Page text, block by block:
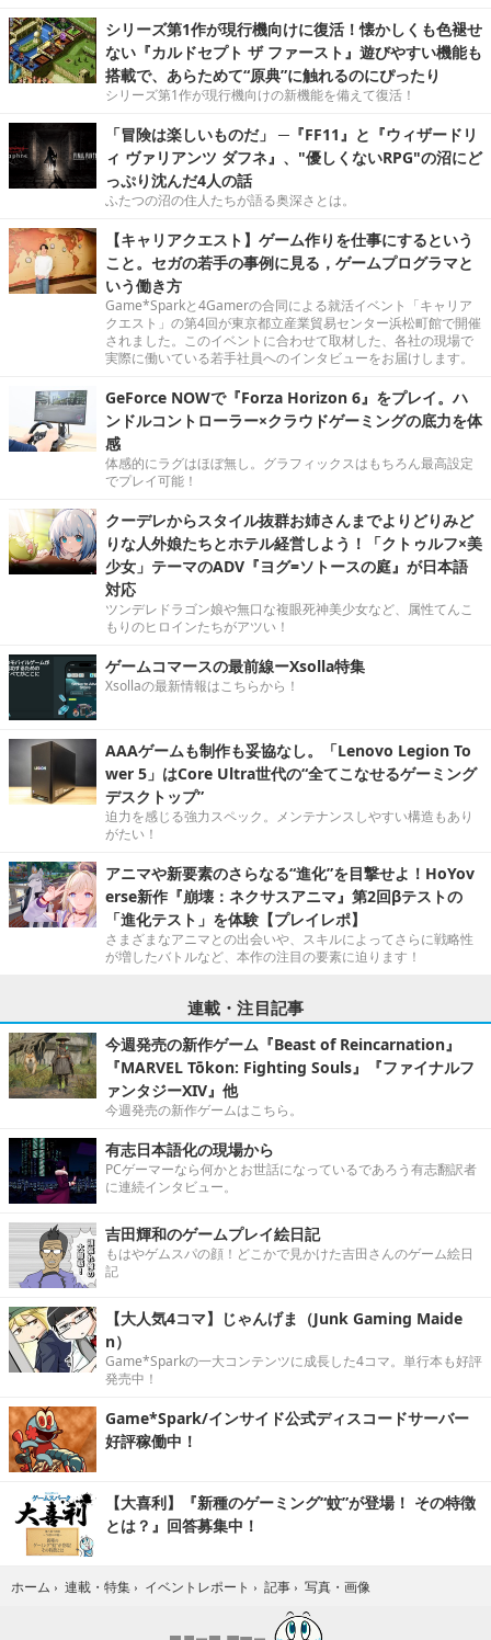
シリーズ第1作が現行機向けに復活！懐かしくも色褪せ
ない『カルドセプト ザ ファースト』遊びやすい機能も
搭載で、あらためて“原典”に触れるのにぴったり
シリーズ第1作が現行機向けの新機能を備えて復活！
「冒険は楽しいものだ」 ─『FF11』と『ウィザードリ
ィ ヴァリアンツ ダフネ』、"優しくないRPG"の沼にど
っぷり沈んだ4人の話
ふたつの沼の住人たちが語る奥深さとは。
【キャリアクエスト】ゲーム作りを仕事にするという
こと。セガの若手の事例に見る，ゲームプログラマと
いう働き方
Game*Sparkと4Gamerの合同による就活イベント「キャリア
クエスト」の第4回が東京都立産業貿易センター浜松町館で開催
されました。このイベントに合わせて取材した、各社の現場で
実際に働いている若手社員へのインタビューをお届けします。
GeForce NOWで『Forza Horizon 6』をプレイ。ハ
ンドルコントローラー×クラウドゲーミングの底力を体
感
体感的にラグはほぼ無し。グラフィックスはもちろん最高設定
でプレイ可能！
クーデレからスタイル抜群お姉さんまでよりどりみど
りな人外娘たちとホテル経営しよう！「クトゥルフ×美
少女」テーマのADV『ヨグ=ソトースの庭』が日本語
対応
ツンデレドラゴン娘や無口な複眼死神美少女など、属性てんこ
もりのヒロインたちがアツい！
ゲームコマースの最前線ーXsolla特集
Xsollaの最新情報はこちらから！
AAAゲームも制作も妥協なし。「Lenovo Legion To
wer 5」はCore Ultra世代の“全てこなせるゲーミング
デスクトップ”
迫力を感じる強力スペック。メンテナンスしやすい構造もあり
がたい！
アニマや新要素のさらなる“進化”を目撃せよ！HoYov
erse新作『崩壊：ネクサスアニマ』第2回βテストの
「進化テスト」を体験【プレイレポ】
さまざまなアニマとの出会いや、スキルによってさらに戦略性
が増したバトルなど、本作の注目の要素に迫ります！
連載・注目記事
今週発売の新作ゲーム『Beast of Reincarnation』
『MARVEL Tōkon: Fighting Souls』『ファイナルフ
ァンタジーXIV』他
今週発売の新作ゲームはこちら。
有志日本語化の現場から
PCゲーマーなら何かとお世話になっているであろう有志翻訳者
に連続インタビュー。
吉田輝和のゲームプレイ絵日記
もはやゲムスパの顔！どこかで見かけた吉田さんのゲーム絵日
記
【大人気4コマ】じゃんげま（Junk Gaming Maide
n）
Game*Sparkの一大コンテンツに成長した4コマ。単行本も好評
発売中！
Game*Spark/インサイド公式ディスコードサーバー
好評稼働中！
【大喜利】『新種のゲーミング“蚊”が登場！ その特徴
とは？』回答募集中！
ホーム › 連載・特集 › イベントレポート › 記事 › 写真・画像